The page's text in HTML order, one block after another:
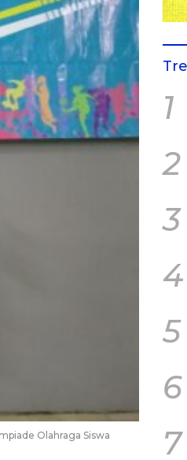
Olahraga Siswa
1
2
3
4
5
6
7